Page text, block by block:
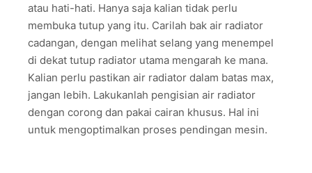
atau hati-hati. Hanya saja kalian tidak perlu
membuka tutup yang itu. Carilah bak air radiator
cadangan, dengan melihat selang yang menempel
di dekat tutup radiator utama mengarah ke mana.
Kalian perlu pastikan air radiator dalam batas max,
jangan lebih. Lakukanlah pengisian air radiator
dengan corong dan pakai cairan khusus. Hal ini
untuk mengoptimalkan proses pendingan mesin.